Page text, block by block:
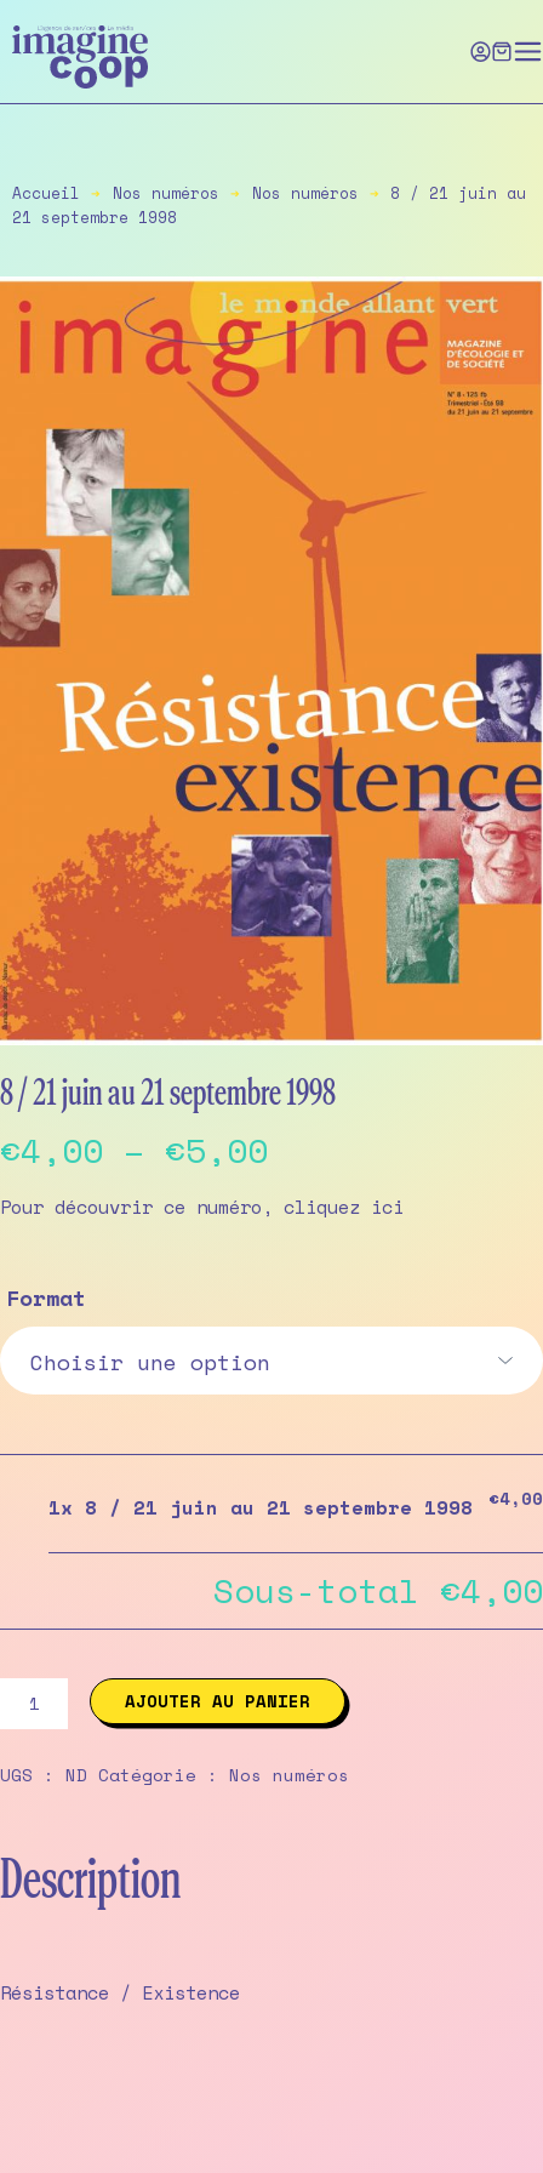
to
the
content
Accueil ➔ Nos numéros ➔ Nos numéros ➔ 8 / 21 juin au
21 septembre 1998
8 / 21 juin au 21 septembre 1998
€4,00 – €5,00
range:
€5,00
Pour découvrir ce numéro, cliquez ici
Format
1x 8 / 21 juin au 21 septembre 1998 €4,00
Sous-total €4,00
8
21
21
septembre
AJOUTER AU PANIER
UGS : ND Catégorie : Nos numéros
Description
Résistance / Existence